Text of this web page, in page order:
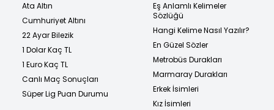
Ata Altın
Cumhuriyet Altını
22 Ayar Bilezik
1 Dolar Kaç TL
1 Euro Kaç TL
Canlı Maç Sonuçları
Süper Lig Puan Durumu
Eş Anlamlı Kelimeler
Sözlüğü
Hangi Kelime Nasıl Yazılır?
En Güzel Sözler
Metrobüs Durakları
Marmaray Durakları
Erkek İsimleri
Kız İsimleri